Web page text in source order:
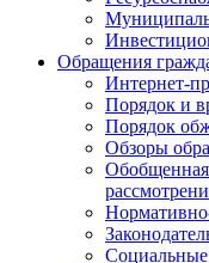
Обращения
Интернет-
Порядок и
Порядок
Обзоры
Обобщенная
Социальные